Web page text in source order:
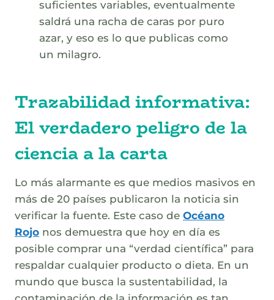
suficientes variables, eventualmente
saldrá una racha de caras por puro
azar, y eso es lo que publicas como
un milagro.
Trazabilidad informativa:
El verdadero peligro de la
ciencia a la carta
Lo más alarmante es que medios masivos en
más de 20 países publicaron la noticia sin
verificar la fuente. Este caso de Océano
Rojo nos demuestra que hoy en día es
posible comprar una “verdad científica” para
respaldar cualquier producto o dieta. En un
mundo que busca la sustentabilidad, la